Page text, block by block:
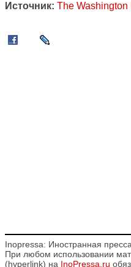
Источник: The Washington
Inopressa: Иностранная
При любом использовании
(hyperlink) на InoPressa.ru